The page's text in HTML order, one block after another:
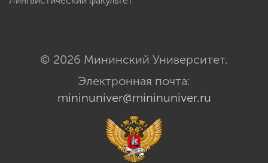
© 2026 Мининский Университет.
Электронная почта:
mininuniver@mininuniver.ru